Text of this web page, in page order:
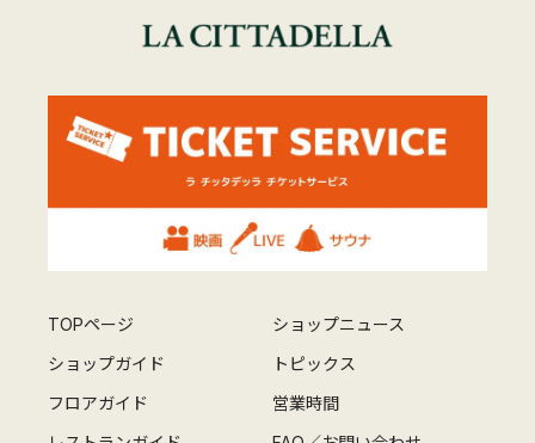
TOPページ
ショップニュース
ショップガイド
トピックス
フロアガイド
営業時間